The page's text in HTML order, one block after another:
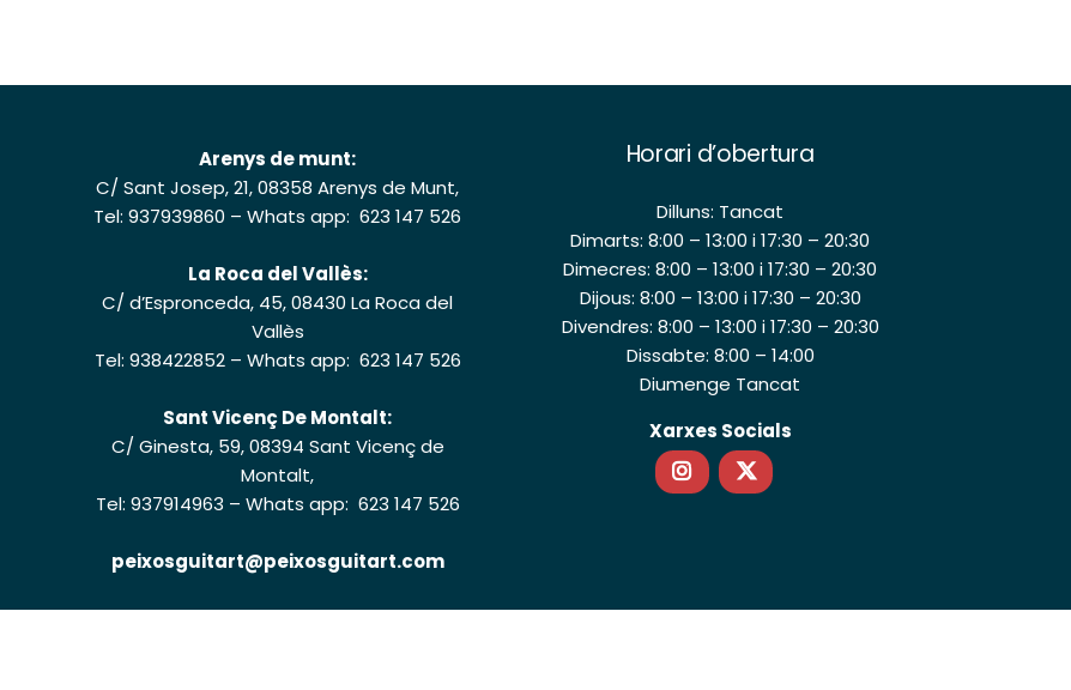
Arenys de munt:
C/ Sant Josep, 21, 08358 Arenys de Munt,
Tel: 937939860 –Whats app: 623 147 526
La Roca del Vallès:
C/ d’Espronceda, 45, 08430 La Roca del
Vallès
Tel: 938422852– Whats app: 623 147 526
Sant Vicenç De Montalt:
C/ Ginesta, 59, 08394 Sant Vicenç de
Montalt,
Tel: 937914963 – Whats app: 623 147 526
peixosguitart@peixosguitart.com
Horari d’obertura
Dilluns: Tancat
Dimarts: 8:00 – 13:00 i 17:30 – 20:30
Dimecres: 8:00 – 13:00 i 17:30 – 20:30
Dijous: 8:00 – 13:00 i 17:30 – 20:30
Divendres: 8:00 – 13:00 i 17:30 – 20:30
Dissabte: 8:00 – 14:00
Diumenge Tancat
Xarxes Socials